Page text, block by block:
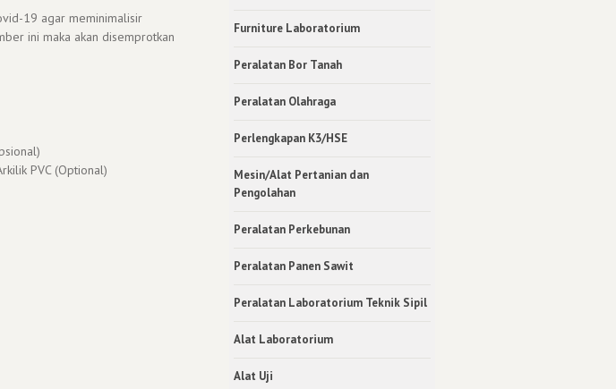
19 agar meminimalisir
ini maka akan disemprotkan
PVC (Optional)
Furniture Laboratorium
Peralatan Bor Tanah
Peralatan Olahraga
Perlengkapan K3/HSE
Mesin/Alat Pertanian dan
Pengolahan
Peralatan Perkebunan
Peralatan Panen Sawit
Peralatan Laboratorium Teknik Sipil
Alat Laboratorium
Alat Uji